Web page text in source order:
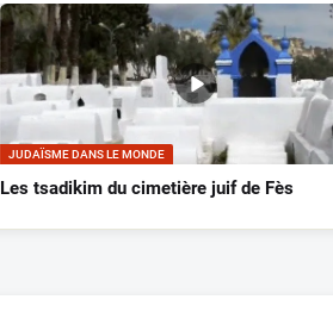
JUDAÏSME DANS LE MONDE
Les tsadikim du cimetière juif de Fès